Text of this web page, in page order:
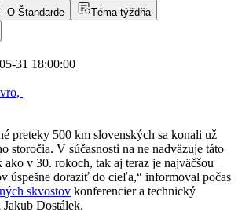
O Štandarde
Téma týždňa
31 18:00:00
,
preteky 500 km slovenských sa konali už
storočia. V súčasnosti na ne nadväzuje táto
ako v 30. rokoch, tak aj teraz je najväčšou
úspešne doraziť do cieľa,“ informoval počas
skvostov konferencier a technický
Dostálek.